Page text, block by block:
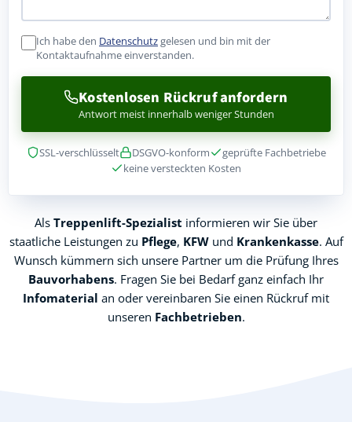
Ich habe den Datenschutzgelesen und bin mit der
Kontaktaufnahme einverstanden.
Kostenlosen Rückruf anfordern
Antwort meist innerhalb weniger Stunden
SSL-verschlüsselt DSGVO-konform
geprüfte Fachbetriebe
keine versteckten Kosten
Als Treppenlift-Spezialist informieren wir Sie über
staatliche Leistungen zu Pflege, KFWund Krankenkasse. Auf
Wunsch kümmern sich unsere Partner um die Prüfung Ihres
Bauvorhabens. Fragen Sie bei Bedarf ganz einfach Ihr
Infomaterial an oder vereinbaren Sie einen Rückruf mit
unseren Fachbetrieben.